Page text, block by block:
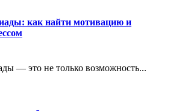
как найти мотивацию и
— это не только возможность...